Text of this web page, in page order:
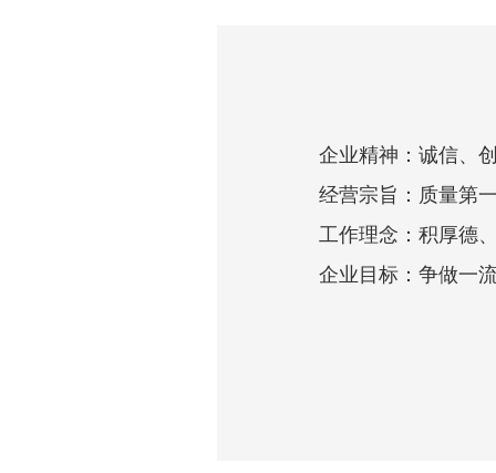
企业精神：诚信、
经营宗旨：质量第
工作理念：积厚德
企业目标：争做一